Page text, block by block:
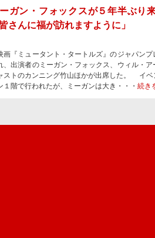
ガン・フォックスが５年半ぶり
皆さんに福が訪れますように」
『ミュータント・タートルズ』のジャパンプ
、出演者のミーガン・フォックス、ウィル・
ストのカンニング竹山ほかが出席した。 イベ
１階で行われたが、ミーガンは大き・・・ 続き